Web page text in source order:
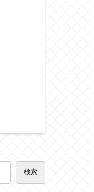
検索